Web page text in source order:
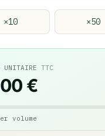
×10 ×50
UNITAIRE TTC
€
volume